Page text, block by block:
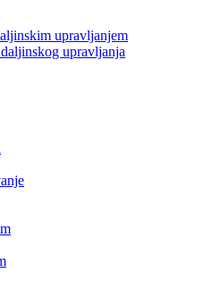
upravljanjem
upravljanja